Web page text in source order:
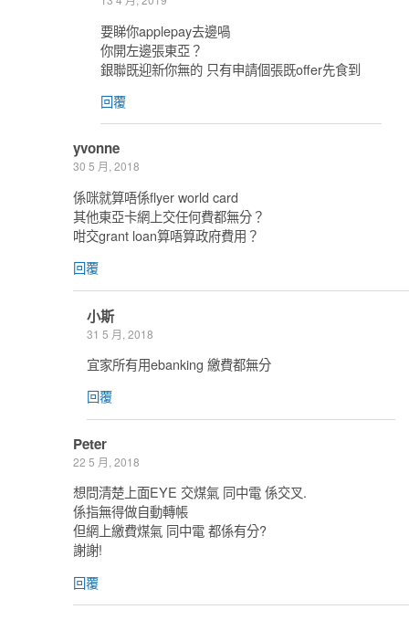
要睇你applepay去邊喎
你開左邊張東亞？
銀聯既迎新你無的 只有申請個張既offer先食到
回覆
yvonne
30 5 月, 2018
係咪就算唔係flyer world card
其他東亞卡網上交任何費都無分？
咁交grant loan算唔算政府費用？
回覆
小斯
31 5 月, 2018
宜家所有用ebanking 繳費都無分
回覆
Peter
22 5 月, 2018
想問清楚上面EYE 交煤氣 同中電 係交叉.
係指無得做自動轉帳
但網上繳費煤氣 同中電 都係有分?
謝謝!
回覆